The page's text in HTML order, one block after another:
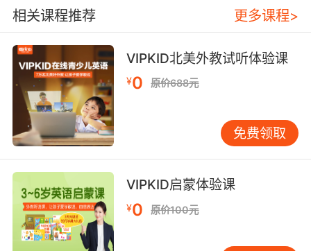
the wind.” 色彩斑斓的画面仿若眼前；听觉方
面，回忆雨夜在家，“The rain beat against the
windows with a rhythmic patter, mingling
with the soft hum of the refrigerator.” 营造出
静谧又略带孤寂的氛围。
情感细节同样不可或缺。讲述比赛失利后的心
情，“My heart sank like a stone as I watched
the other team celebrate, a mix of
me.” 让读者感同身受。VIPKID 课程中，外教常
引导学员挖掘经历中的细微之处，鼓励他们用多
元感官视角与真挚情感填充描述，使故事摆脱平
淡，焕发生命力。
相关课程推荐 更多课程>
VIPKID北美外教试听体验课
¥0 原价688元
免费领取
VIPKID启蒙体验课
¥0 原价100元